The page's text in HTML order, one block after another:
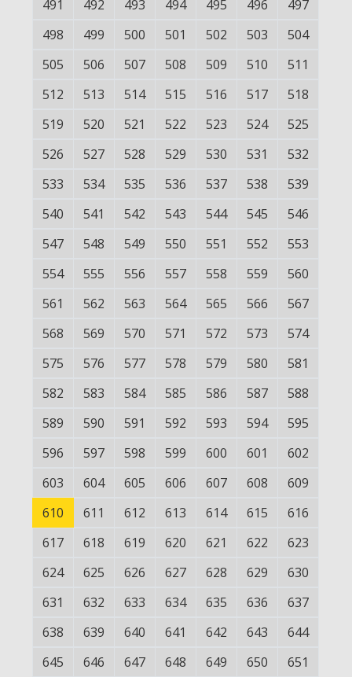
491 492 493 494 495 496
497
498
499 500 501 502 503
504
505
506 507 508 509 510
511
512
513 514 515 516 517
518
519
520 521 522 523 524
525
526
527 528 529 530 531
532
533
534 535 536 537 538
539
540
541 542 543 544 545
546
547
548 549 550 551 552
553
554
555 556 557 558 559
560
561
562 563 564 565 566
567
568
569 570 571 572 573
574
575
576 577 578 579 580
581
582
583 584 585 586 587
588
589
590 591 592 593 594
595
596
597 598 599 600 601
602
603
604 605 606 607 608
609
610
611 612 613 614 615
616
617
618 619 620 621 622
623
624
625 626 627 628 629
630
631
632 633 634 635 636
637
638
639 640 641 642 643
644
645
646 647 648 649 650
651